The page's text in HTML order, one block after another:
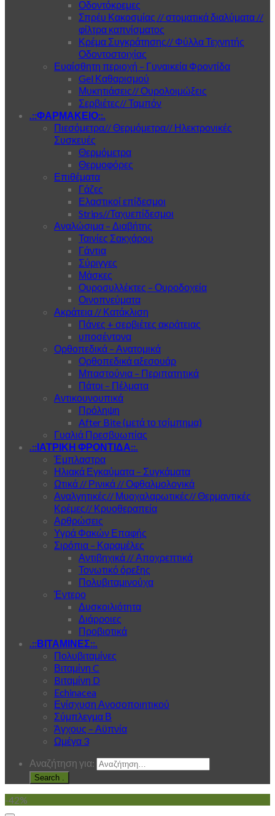
Οδοντόκρεμες
Σπρέυ Κακοσμίας // στοματικά διαλύματα //
φίλτρα καπνίσματος
Κρέμα Συγκράτησης// Φύλλα Τεχνητής
Οδοντοστοιχίας
Ευαίσθητη περιοχή – Γυναικεία Φροντίδα
Gel Καθαρισμού
Μυκητιάσεις// Ουρολοιμώξεις
Σερβιέτες// Ταμπόν
.::ΦΑΡΜΑΚΕΙΟ::.
Πιεσόμετρα// Θερμόμετρα// Ηλεκτρονικές
Συσκευές
Θερμόμετρα
Θερμοφόρες
Επιθέματα
Γάζες
Ελαστικοί επίδεσμοι
Strips//Ταχυεπίδεσμοι
Αναλώσιμα – Διαβήτης
Ταινίες Σακχάρου
Γάντια
Σύριγγες
Μάσκες
Ουροσυλλέκτες – Ουροδοχεία
Οινοπνεύματα
Ακράτεια // Κατάκλιση
Πάνες + σερβιέτες ακράτειας
υποσέντονα
Ορθοπεδικά – Ανατομικά
Ορθοπεδικά αξεσουάρ
Μπαστούνια – Περιπατητικά
Πάτοι – Πέλματα
Αντικουνουπικά
Πρόληψη
After Bite (μετά το τσίμπημα)
Γυαλιά Πρεσβυωπίας
.::ΙΑΤΡΙΚΗ ΦΡΟΝΤΙΔΑ::.
Έμπλαστρα
Ηλιακά Εγκαύματα – Συγκάματα
Ωτικά // Ρινικά // Οφθαλμολογικά
Αναλγητικές// Μυοχαλαρωτικές// Θερμαντικές
Κρέμες// Κρυοθεραπεία
Αρθρώσεις
Υγρά Φακών Επαφής
Σιρόπια – Καραμέλες
Αντιβηχικά // Αποχρεπτικά
Τονωτικό όρεξης
Πολυβιταμινούχα
Έντερο
Δυσκοιλιότητα
Διάρροιες
Προβιοτικά
.::ΒΙΤΑΜΙΝΕΣ::.
Πολυβιταμίνες
Βιταμίνη C
Bιταμίνη D
Echinacea
Ενίσχυση Ανοσοποιητικού
Σύμπλεγμα Β
Άγχους – Αϋπνία
Ωμέγα 3
Αναζήτηση για:
.
-42%